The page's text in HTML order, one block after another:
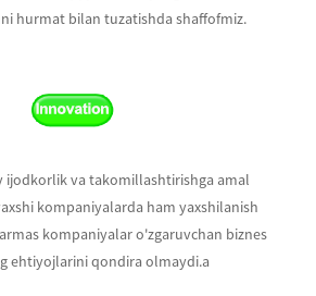
hurmat bilan tuzatishda shaffofmiz.
ijodkorlik va takomillashtirishga amal
kompaniyalarda ham yaxshilanish
kompaniyalar o'zgaruvchan biznes
ehtiyojlarini qondira olmaydi.a